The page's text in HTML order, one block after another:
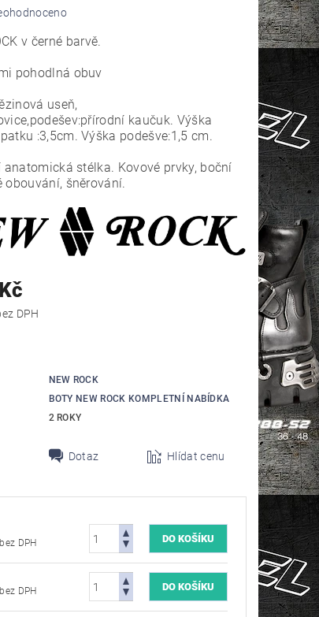
v černé barvě.
pohodlná obuv
useň,
kaučuk. Výška
:3,5cm. Výška podešve:1,5 cm.
stélka. Kovové prvky, boční
obouvání, šněrování.
4 702,48 Kč bez DPH
NEW ROCK
BOTY NEW ROCK KOMPLETNÍ NABÍDKA
2 ROKY
Dotaz Hlídat cenu
4 702,48 Kč bez DPH
4 702,48 Kč bez DPH